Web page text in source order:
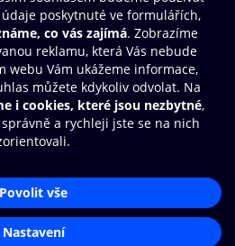
údajů
Aplikace O2 Knihovna
Čti a poslouchej své e-knihy a